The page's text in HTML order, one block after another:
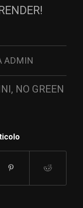
ADMIN
, NO GREEN